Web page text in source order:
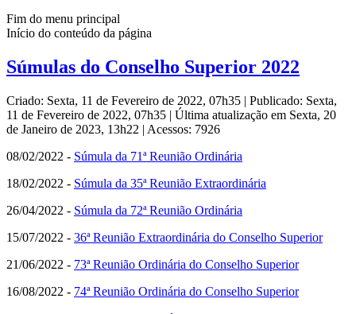
Fim do menu principal
Início do conteúdo da página
Súmulas do Conselho Superior 2022
Criado: Sexta, 11 de Fevereiro de 2022, 07h35 | Publicado: Sexta,
11 de Fevereiro de 2022, 07h35 | Última atualização em Sexta, 20
de Janeiro de 2023, 13h22 | Acessos: 7926
08/02/2022 - Súmula da 71ª Reunião Ordinária
18/02/2022 - Súmula da 35ª Reunião Extraordinária
26/04/2022 - Súmula da 72ª Reunião Ordinária
15/07/2022 - 36ª Reunião Extraordinária do Conselho Superior
21/06/2022 - 73ª Reunião Ordinária do Conselho Superior
16/08/2022 - 74ª Reunião Ordinária do Conselho Superior